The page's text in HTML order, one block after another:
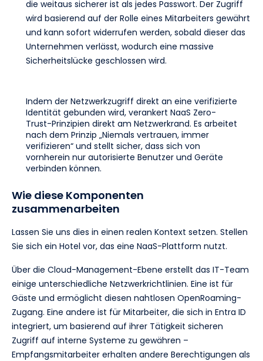
die weitaus sicherer ist als jedes Passwort. Der Zugriff
wird basierend auf der Rolle eines Mitarbeiters gewährt
und kann sofort widerrufen werden, sobald dieser das
Unternehmen verlässt, wodurch eine massive
Sicherheitslücke geschlossen wird.
Indem der Netzwerkzugriff direkt an eine verifizierte
Identität gebunden wird, verankert NaaS Zero-
Trust-Prinzipien direkt am Netzwerkrand. Es arbeitet
nach dem Prinzip „Niemals vertrauen, immer
verifizieren“ und stellt sicher, dass sich von
vornherein nur autorisierte Benutzer und Geräte
verbinden können.
Wie diese Komponenten
zusammenarbeiten
Lassen Sie uns dies in einen realen Kontext setzen. Stellen
Sie sich ein Hotel vor, das eine NaaS-Plattform nutzt.
Über die Cloud-Management-Ebene erstellt das IT-Team
einige unterschiedliche Netzwerkrichtlinien. Eine ist für
Gäste und ermöglicht diesen nahtlosen OpenRoaming-
Zugang. Eine andere ist für Mitarbeiter, die sich in Entra ID
integriert, um basierend auf ihrer Tätigkeit sicheren
Zugriff auf interne Systeme zu gewähren –
Empfangsmitarbeiter erhalten andere Berechtigungen als